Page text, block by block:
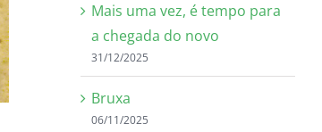
Mais uma vez, é tempo para
a chegada do novo
31/12/2025
Bruxa
06/11/2025